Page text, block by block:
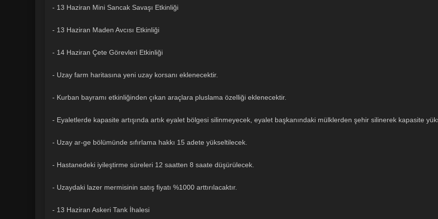
- 13 Haziran Mini Sancak Savaşı Etkinliği
- 13 Haziran Maden Avcısı Etkinliği
- 14 Haziran Çete Görevleri Etkinliği
- Uzay farm haritasına yeni uzay korsanı eklenecektir.
- Kurban bayramı etkinliğinden çıkan araçlara pluslama özelliği eklenecektir.
- Eyaletlerde kapasite artışında artık eyalet bölgesi silinmeyecek, eyalet başkanındaki mülklerden şehir silinerek kapasite
- Uzay ar-ge bölümünde sıfırlama hakkı 15 adete yükseltilecek.
- Hastanedeki iyileştirme süreleri 12 saatten 8 saate düşürülecek.
- Uzaydaki lazer mermisinin satış fiyatı %1000 arttırılacaktır.
- 13 Haziran Askeri Tank İhalesi